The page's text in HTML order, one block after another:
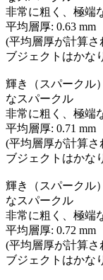
非常に粗く、極端
平均層厚: 0.63 mm
(平均層厚が計算
ブジェクトはかな
輝き（スパークル
なスパークル
非常に粗く、極端
平均層厚: 0.71 mm
(平均層厚が計算
ブジェクトはかな
輝き（スパークル
なスパークル
非常に粗く、極端
平均層厚: 0.72 mm
(平均層厚が計算
ブジェクトはかな